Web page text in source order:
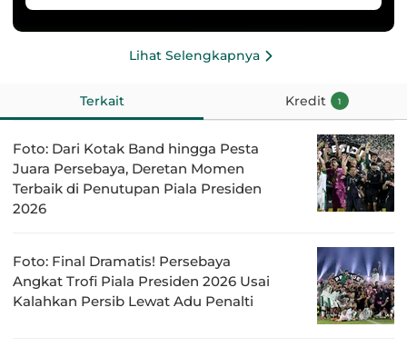
Lihat Selengkapnya
Terkait Kredit 1
Foto: Dari Kotak Band hingga Pesta
Juara Persebaya, Deretan Momen
Terbaik di Penutupan Piala Presiden
2026
Foto: Final Dramatis! Persebaya
Angkat Trofi Piala Presiden 2026 Usai
Kalahkan Persib Lewat Adu Penalti